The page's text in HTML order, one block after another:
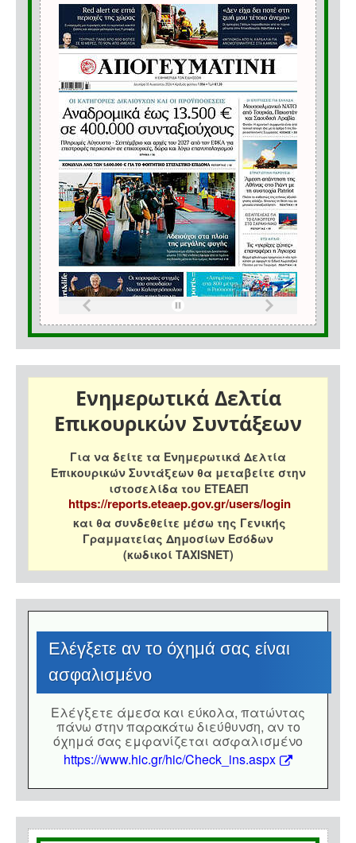
Ενημερωτικά Δελτία
Επικουρικών Συντάξεων
Για να δείτε τα Ενημερωτικά Δελτία
Επικουρικών Συντάξεων θα μεταβείτε στην
ιστοσελίδα του ΕΤΕΑΕΠ
https://reports.eteaep.gov.gr/users/login
και θα συνδεθείτε μέσω της Γενικής
Γραμματείας Δημοσίων Εσόδων
(κωδικοί TAXISNET)
Eλέγξετε αν το όχημά σας είναι
ασφαλισμένο
Eλέγξετε άμεσα και εύκολα, πατώντας
πάνω στην παρακάτω διεύθυνση, αν το
όχημά σας εμφανίζεται ασφαλισμένο
https://www.hic.gr/hic/Check_ins.aspx